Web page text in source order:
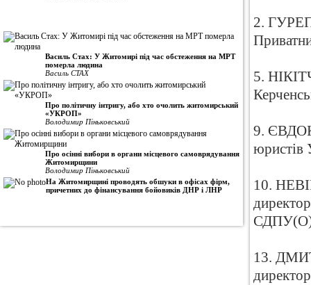
Василь Стах: У Житомирі під час обстеження на МРТ
померла людина
Василь СТАХ
Про політичну інтригу, або хто очолить житомирський
«УКРОП»
Володимир Піньковський
Про осінні вибори в органи місцевого самоврядування
Житомирщини
Володимир Піньковський
На Житомирщині проводять обшуки в офісах фірм,
причетних до фінансування бойовиків ДНР і ЛНР
2.
5.
9.
10.
13.
директор